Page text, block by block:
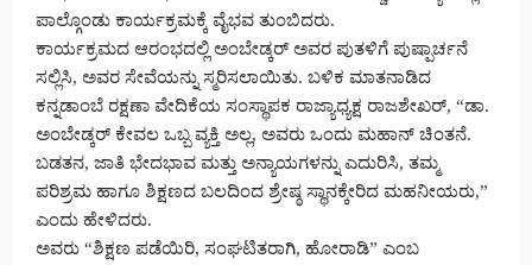
ಪಾಲ್ಗೊಂಡು ಕಾರ್ಯಕ್ರಮಕ್ಕೆ ವೈಭವ ತುಂಬಿದರು.
ಕಾರ್ಯಕ್ರಮದ ಆರಂಭದಲ್ಲಿ ಅಂಬೇಡ್ಕರ್ ಅವರ ಪುತಳಿಗೆ ಪುಷ್ಪಾರ್ಚನೆ
ಸಲ್ಲಿಸಿ, ಅವರ ಸೇವೆಯನ್ನು ಸ್ಮರಿಸಲಾಯಿತು. ಬಳಿಕ ಮಾತನಾಡಿದ
ಕನ್ನಡಾಂಬೆ ರಕ್ಷಣಾ ವೇದಿಕೆಯ ಸಂಸ್ಥಾಪಕ ರಾಜ್ಯಾಧ್ಯಕ್ಷ ರಾಜಶೇಖರ್, “ಡಾ.
ಅಂಬೇಡ್ಕರ್ ಕೇವಲ ಒಬ್ಬ ವ್ಯಕ್ತಿ ಅಲ್ಲ, ಅವರು ಒಂದು ಮಹಾನ್ ಚಿಂತನೆ.
ಬಡತನ, ಜಾತಿ ಭೇದಭಾವ ಮತ್ತು ಅನ್ಯಾಯಗಳನ್ನು ಎದುರಿಸಿ, ತಮ್ಮ
ಪರಿಶ್ರಮ ಹಾಗೂ ಶಿಕ್ಷಣದ ಬಲದಿಂದ ಶ್ರೇಷ್ಠ ಸ್ಥಾನಕ್ಕೇರಿದ ಮಹನೀಯರು,”
ಎಂದು ಹೇಳಿದರು.
ಅವರು “ಶಿಕ್ಷಣ ಪಡೆಯಿರಿ, ಸಂಘಟಿತರಾಗಿ, ಹೋರಾಡಿ” ಎಂಬ